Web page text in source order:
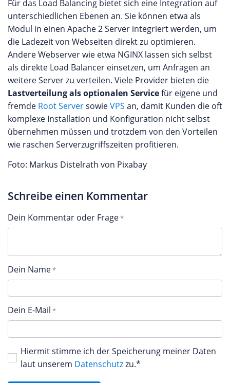
Für das Load Balancing bietet sich eine Integration auf
unterschiedlichen Ebenen an. Sie können etwa als
Modul in einen Apache 2 Server integriert werden, um
die Ladezeit von Webseiten direkt zu optimieren.
Andere Webserver wie etwa NGINX lassen sich selbst
als direkte Load Balancer einsetzen, um Anfragen an
weitere Server zu verteilen. Viele Provider bieten die
Lastverteilung als optionalen Servicefür eigene und
fremde Root ServersowieVPS an, damit Kunden die oft
komplexe Installation und Konfiguration nicht selbst
übernehmen müssen und trotzdem von den Vorteilen
wie raschen Serverzugriffszeiten profitieren.
Foto: Markus Distelrath von Pixabay
Schreibe einen Kommentar
Dein Kommentar oder Frage
Dein Name
Dein E-Mail
Hiermit stimme ich der Speicherung meiner Daten
laut unserem Datenschutzzu.*